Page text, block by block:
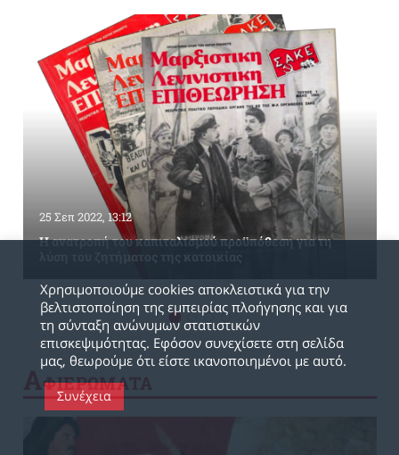
25 Σεπ 2022, 13:12
Η ανατροπή του καπιταλισμού προϋπόθεση για τη
λύση του ζητήματος της κατοικίας
ΑΦΙΕΡΩΜΑΤΑ
Χρησιμοποιούμε cookies αποκλειστικά για την
βελτιστοποίηση της εμπειρίας πλοήγησης και για
τη σύνταξη ανώνυμων στατιστικών
επισκεψιμότητας. Εφόσον συνεχίσετε στη σελίδα
μας, θεωρούμε ότι είστε ικανοποιημένοι με αυτό.
Συνέχεια